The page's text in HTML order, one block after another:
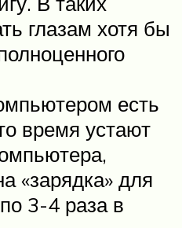
глазам хотя бы
есть
время устают
«зарядка» для
3-4 раза в